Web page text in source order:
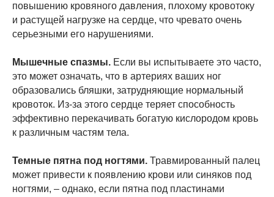
повышению кровяного давления, плохому кровотоку
и растущей нагрузке на сердце, что чревато очень
серьезными его нарушениями.
Мышечные спазмы. Если вы испытываете это часто,
это может означать, что в артериях ваших ног
образовались бляшки, затрудняющие нормальный
кровоток. Из-за этого сердце теряет способность
эффективно перекачивать богатую кислородом кровь
к различным частям тела.
Темные пятна под ногтями. Травмированный палец
может привести к появлению крови или синяков под
ногтями, – однако, если пятна под пластинами